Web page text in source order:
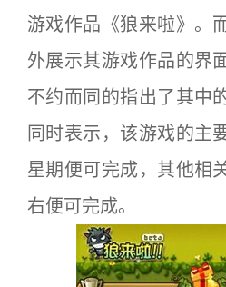
游戏作品《狼来啦》。
外展示其游戏作品的界
不约而同的指出了其中
同时表示，该游戏的主
星期便可完成，其他相
右便可完成。